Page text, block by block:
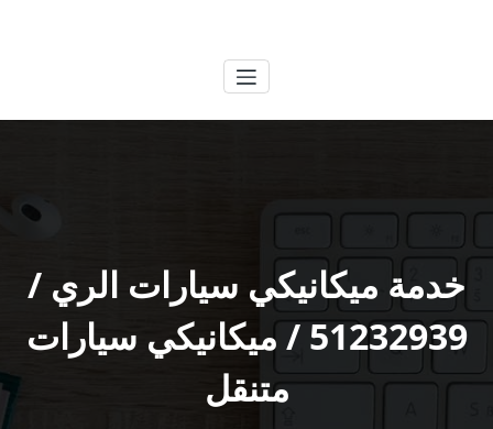
خدمة ميكانيكي سيارات الري /
51232939‬ / ميكانيكي سيارات
متنقل